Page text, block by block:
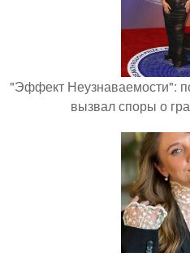
"Эффект Неузнаваемости":
вызвал споры о